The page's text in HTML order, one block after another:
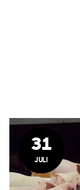
31
JULI